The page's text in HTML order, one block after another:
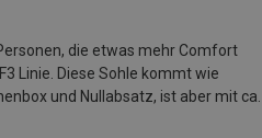
die etwas mehr Comfort
Linie. Diese Sohle kommt wie
und Nullabsatz, ist aber mit ca.